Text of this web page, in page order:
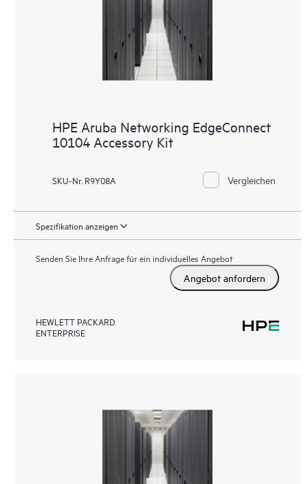
HPE Aruba Networking EdgeConnect
10104 Accessory Kit
SKU-Nr. R9Y08A Vergleichen
Spezifikation anzeigen
Senden Sie Ihre Anfrage für ein individuelles Angebot
Angebot anfordern
HEWLETT PACKARD
ENTERPRISE